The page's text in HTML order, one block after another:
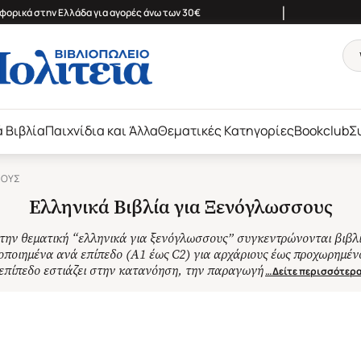
στην Ελλάδα για αγορές άνω των 30€ |
ΒιβλίαΠαιχνίδια και ΆλλαΘεματικές ΚατηγορίεςBookclub
Ελληνικά Βιβλία για Ξενόγλωσσους
θεματική “ελληνικά για ξενόγλωσσους” συγκεντρώνονται
ανά επίπεδο (Α1 έως C2) για αρχάριους έως
εστιάζει στην κατανόηση, την παραγωγή…Δείτε περισσότερα